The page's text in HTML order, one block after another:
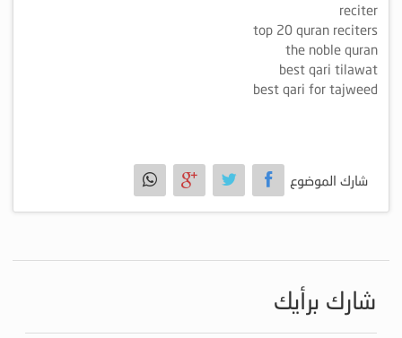
reciter
top 20 quran reciters
the noble quran
best qari tilawat
best qari for tajweed
شارك الموضوع
شارك برأيك